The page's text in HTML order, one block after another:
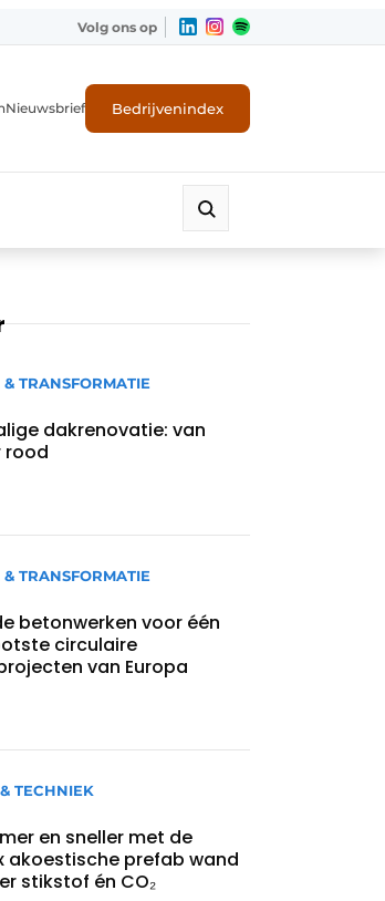
Volg ons op
Nieuwsbrief Bedrijvenindex
TRANSFORMATIE
dakrenovatie: van
rood
TRANSFORMATIE
betonwerken voor één
circulaire
van Europa
TECHNIEK
en sneller met de
akoestische prefab wand
stikstof én CO₂